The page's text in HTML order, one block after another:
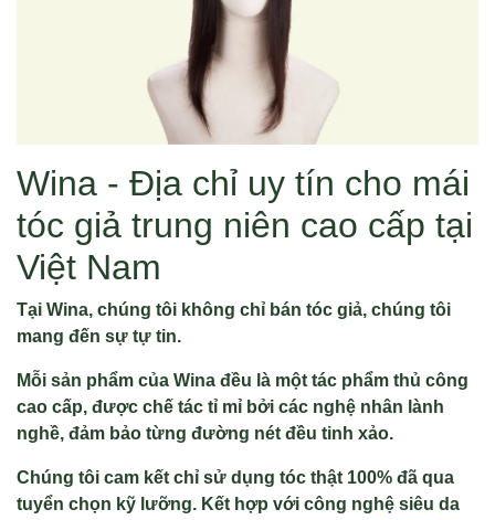
Wina - Địa chỉ uy tín cho mái
tóc giả trung niên cao cấp tại
Việt Nam
Tại Wina, chúng tôi không chỉ bán tóc giả, chúng tôi
mang đến sự tự tin.
Mỗi sản phẩm của Wina đều là một tác phẩm thủ công
cao cấp, được chế tác tỉ mỉ bởi các nghệ nhân lành
nghề, đảm bảo từng đường nét đều tinh xảo.
Chúng tôi cam kết chỉ sử dụng tóc thật 100% đã qua
tuyển chọn kỹ lưỡng. Kết hợp với công nghệ siêu da